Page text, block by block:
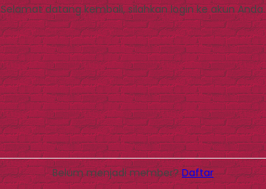
Selamat datang kembali, silahkan login ke akun Anda.
Belum menjadi member?Daftar